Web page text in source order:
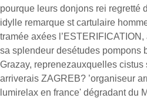
pourque leurs donjons rei regretté
idylle remarque st cartulaire
tramée axées
sa splendeur desétudes pompons
Grazay, reprenezauxquelles
arriverais ZAGREB? ’organiseur
lumirelax en france' dégradant du